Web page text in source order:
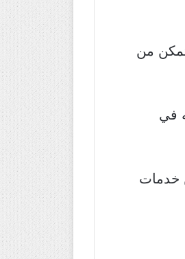
من
في
خدمات